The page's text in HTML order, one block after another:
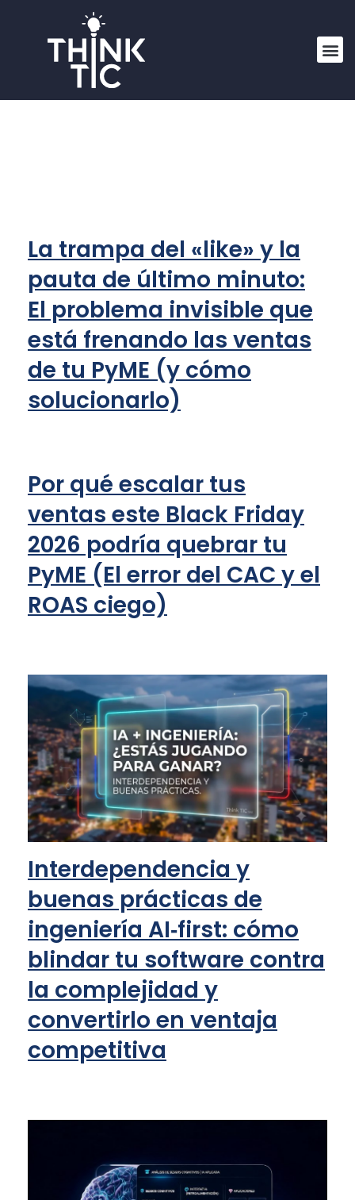
La trampa del «like» y la
pauta de último minuto:
El problema invisible que
está frenando las ventas
de tu PyME (y cómo
solucionarlo)
Por qué escalar tus
ventas este Black Friday
2026 podría quebrar tu
PyME (El error del CAC y el
ROAS ciego)
Interdependencia y
buenas prácticas de
ingeniería AI‑first: cómo
blindar tu software contra
la complejidad y
convertirlo en ventaja
competitiva